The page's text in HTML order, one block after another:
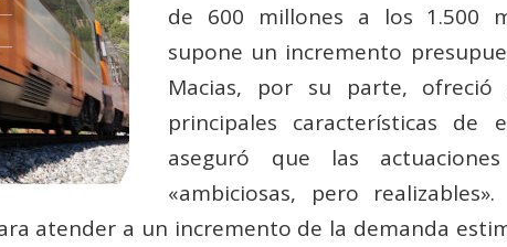
de 600 millones a los 1.500
supone un incremento
Macias, por su parte, ofreció
principales características de
aseguró que las
«ambiciosas, pero
atender a un incremento de la demanda